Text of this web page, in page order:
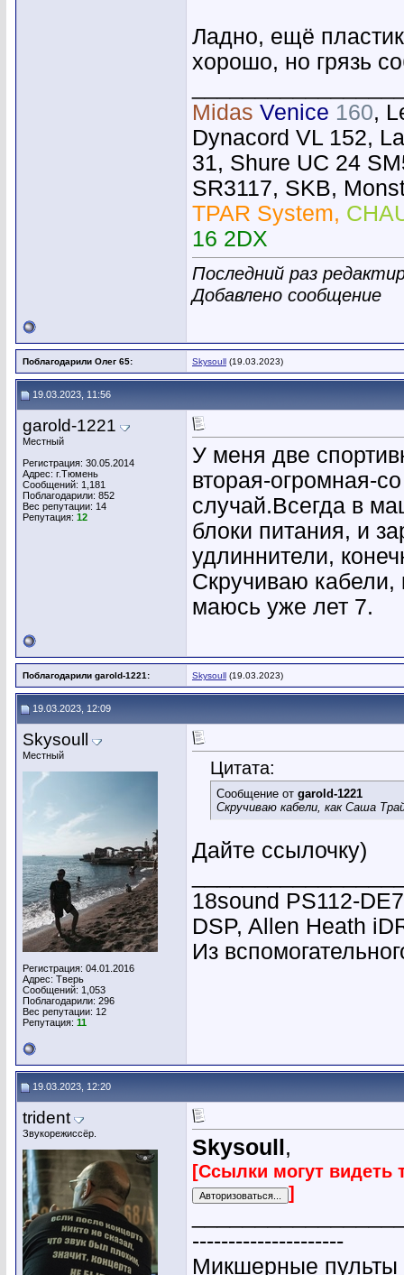
Ладно, ещё
хорошо, но грязь
Midas Venice 160,
Dynacord VL 152,
31, Shure UC 24
SR3117, SKB,
TPAR System,
16 2DX
Последний раз
Добавлено сообщение
Поблагодарили Олег 65: Skysoull (19.03.2023)
19.03.2023, 11:56
garold-1221
Местный
Регистрация: 30.05.2014
Адрес: г.Тюмень
Сообщений: 1,181
Поблагодарили: 852
Вес репутации: 14
Репутация: 12
У меня две
вторая-огромная-
случай.Всегда в
блоки питания, и
удлиннители,
Скручиваю
маюсь уже лет 7.
Поблагодарили garold-1221: Skysoull (19.03.2023)
19.03.2023, 12:09
Skysoull
Местный
Регистрация: 04.01.2016
Адрес: Тверь
Сообщений: 1,053
Поблагодарили: 296
Вес репутации: 12
Репутация: 11
Цитата:
Сообщение от garold-1221
Скручиваю кабели, как Саша
Дайте ссылочку)
18sound PS112-
DSP, Allen Heath
Из
19.03.2023, 12:20
trident
Звукорежиссёр.
Skysoull ,
[Ссылки могут видеть
]
---------------------
Микшерные пульты